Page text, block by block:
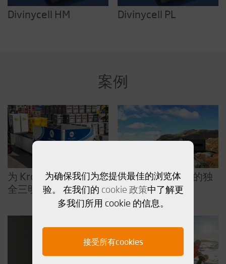
Divinycell HM Divinycell PL
案例
为 Krone 提供轻质安
全三明治夹芯地板
Divinycell鸟舱里的独
特体验
为确保我们为您提供最佳的浏览体
验。 在我们的 cookie 政策中了解更
多我们所用 cookie 的信息。
接受所有cookies